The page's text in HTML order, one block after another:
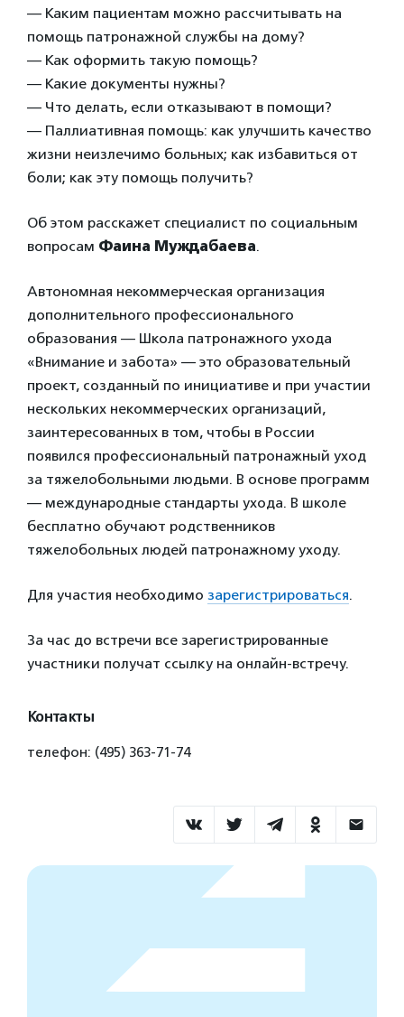
— Каким пациентам можно рассчитывать на
помощь патронажной службы на дому?
— Как оформить такую помощь?
— Какие документы нужны?
— Что делать, если отказывают в помощи?
— Паллиативная помощь: как улучшить качество
жизни неизлечимо больных; как избавиться от
боли; как эту помощь получить?
Об этом расскажет специалист по социальным
вопросам Фаина Муждабаева.
Автономная некоммерческая организация
дополнительного профессионального
образования — Школа патронажного ухода
«Внимание и забота» — это образовательный
проект, созданный по инициативе и при участии
нескольких некоммерческих организаций,
заинтересованных в том, чтобы в России
появился профессиональный патронажный уход
за тяжелобольными людьми. В основе программ
— международные стандарты ухода. В школе
бесплатно обучают родственников
тяжелобольных людей патронажному уходу.
Для участия необходимо зарегистрироваться.
За час до встречи все зарегистрированные
участники получат ссылку на онлайн-встречу.
Контакты
телефон: (495) 363-71-74